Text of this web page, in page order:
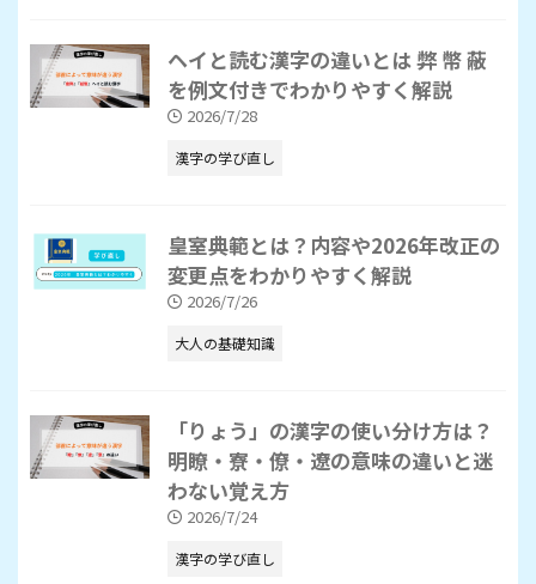
ヘイと読む漢字の違いとは 弊 幣 蔽
を例文付きでわかりやすく解説
2026/7/28
漢字の学び直し
皇室典範とは？内容や2026年改正の
変更点をわかりやすく解説
2026/7/26
大人の基礎知識
「りょう」の漢字の使い分け方は？
明瞭・寮・僚・遼の意味の違いと迷
わない覚え方
2026/7/24
漢字の学び直し